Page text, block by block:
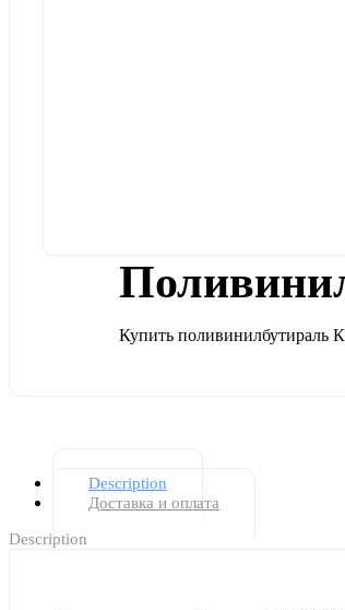
Купить поливинилбутираль
Description
Доставка и оплата
Description